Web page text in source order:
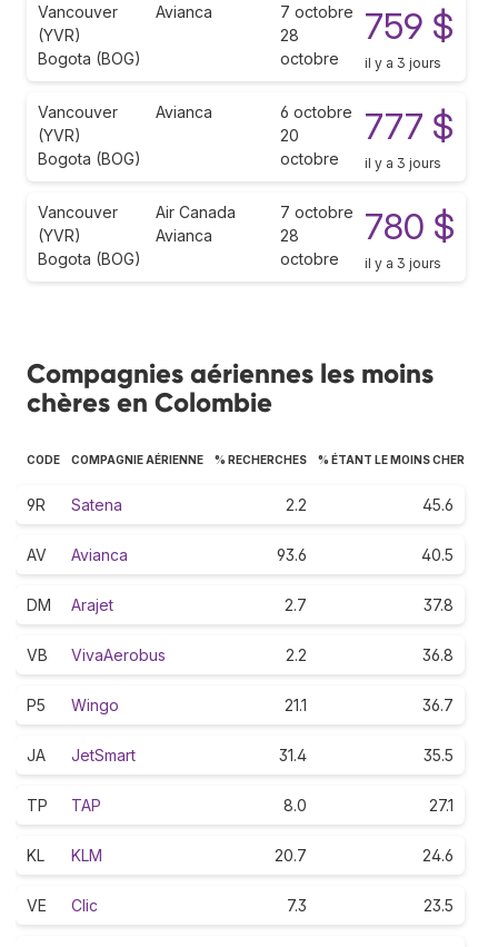
Vancouver
(YVR)
Bogota (BOG)
Avianca
7 octobre
28
octobre
759 $
il y a 3 jours
Vancouver
(YVR)
Bogota (BOG)
Avianca
6 octobre
20
octobre
777 $
il y a 3 jours
Vancouver
(YVR)
Bogota (BOG)
Air Canada
Avianca
7 octobre
28
octobre
780 $
il y a 3 jours
Compagnies aériennes les moins
chères en Colombie
CODE COMPAGNIE AÉRIENNE % RECHERCHES % ÉTANT LE MOINS CHER
9R Satena 2.2 45.6
AV Avianca 93.6 40.5
DM Arajet 2.7 37.8
VB VivaAerobus 2.2 36.8
P5 Wingo 21.1 36.7
JA JetSmart 31.4 35.5
TP TAP 8.0 27.1
KL KLM 20.7 24.6
VE Clic 7.3 23.5